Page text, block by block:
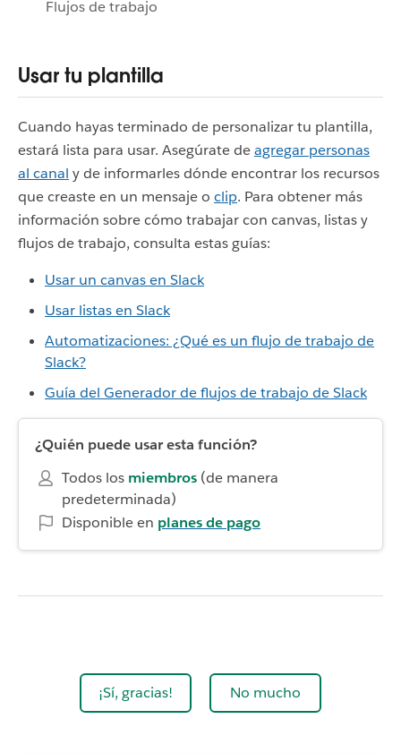
Flujos de trabajo
Usar tu plantilla
Cuando hayas terminado de personalizar tu plantilla,
estará lista para usar. Asegúrate deagregar personas
al canal y de informarles dónde encontrar los recursos
que creaste en un mensaje o clip. Para obtener más
información sobre cómo trabajar con canvas, listas y
flujos de trabajo, consulta estas guías:
Usar un canvas en Slack
Usar listas en Slack
Automatizaciones: ¿Qué es un flujo de trabajo de
Slack?
Guía del Generador de flujos de trabajo de Slack
¿Quién puede usar esta función?
Todos los miembros (de manera
predeterminada)
Disponible en planes de pago
¡Sí, gracias! No mucho